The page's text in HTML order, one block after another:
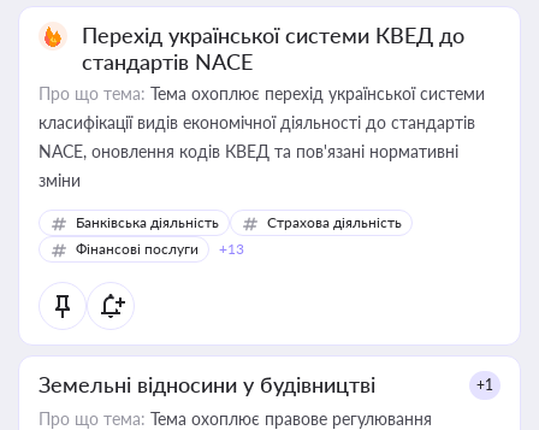
Перехід української системи КВЕД до
стандартів NACE
Про що тема: Тема охоплює перехід української системи
класифікації видів економічної діяльності до стандартів
NACE, оновлення кодів КВЕД та пов'язані нормативні
зміни
Банківська діяльність
Страхова діяльність
Фінансові послуги
+13
Земельні відносини у будівництві +1
Про що тема: Тема охоплює правове регулювання